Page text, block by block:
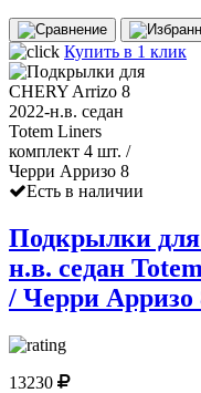
Купить в 1 клик
Есть в наличии
Подкрылки
н.в. седан
/ Черри Арризо
13230